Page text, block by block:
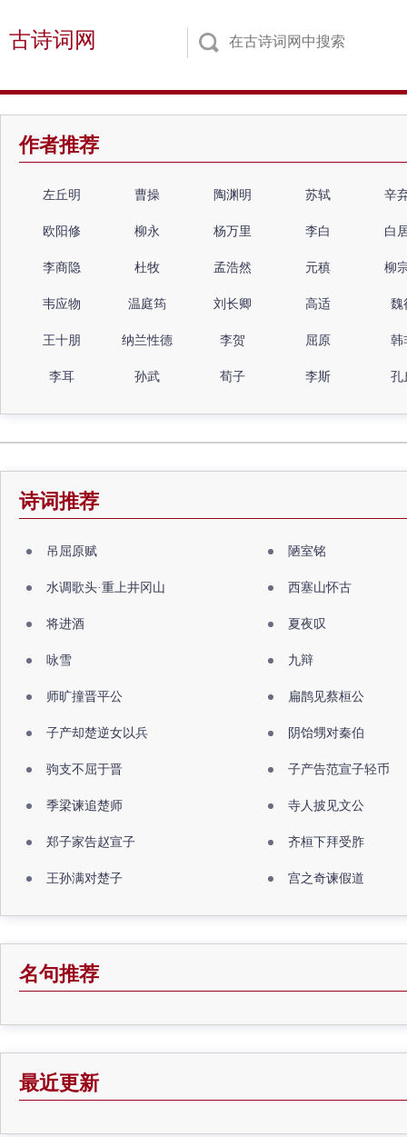
古诗词网
作者推荐
左丘明 曹操 陶渊明 苏轼 辛
欧阳修 柳永 杨万里 李白 白
李商隐 杜牧 孟浩然 元稹 柳
韦应物 温庭筠 刘长卿 高适 魏
王十朋 纳兰性德 李贺 屈原 韩
李耳 孙武 荀子 李斯 孔
诗词推荐
吊屈原赋 陋室铭
水调歌头·重上井冈山 西塞山怀古
将进酒 夏夜叹
咏雪 九辩
师旷撞晋平公 扁鹊见蔡桓公
子产却楚逆女以兵 阴饴甥对秦伯
驹支不屈于晋 子产告范宣子轻币
季梁谏追楚师 寺人披见文公
郑子家告赵宣子 齐桓下拜受胙
王孙满对楚子 宫之奇谏假道
名句推荐
最近更新